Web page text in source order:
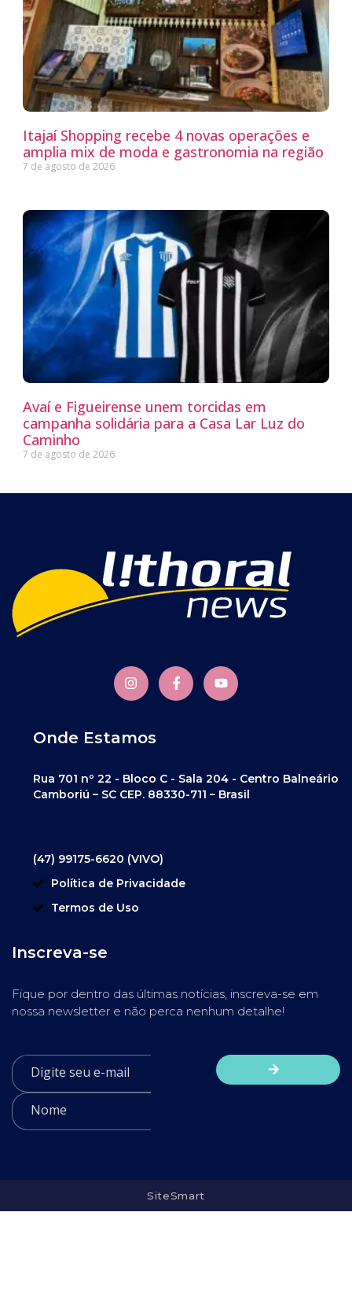
Itajaí Shopping recebe 4 novas operações e
amplia mix de moda e gastronomia na região
7 de agosto de 2026
Avaí e Figueirense unem torcidas em
campanha solidária para a Casa Lar Luz do
Caminho
7 de agosto de 2026
Onde Estamos
Rua 701 nº 22 - Bloco C - Sala 204 - Centro Balneário
Camboriú – SC CEP. 88330-711 – Brasil
(47) 99175-6620 (VIVO)
Política de Privacidade
Termos de Uso
Inscreva-se
Fique por dentro das últimas notícias, inscreva-se em
nossa newsletter e não perca nenhum detalhe!
SiteSmart